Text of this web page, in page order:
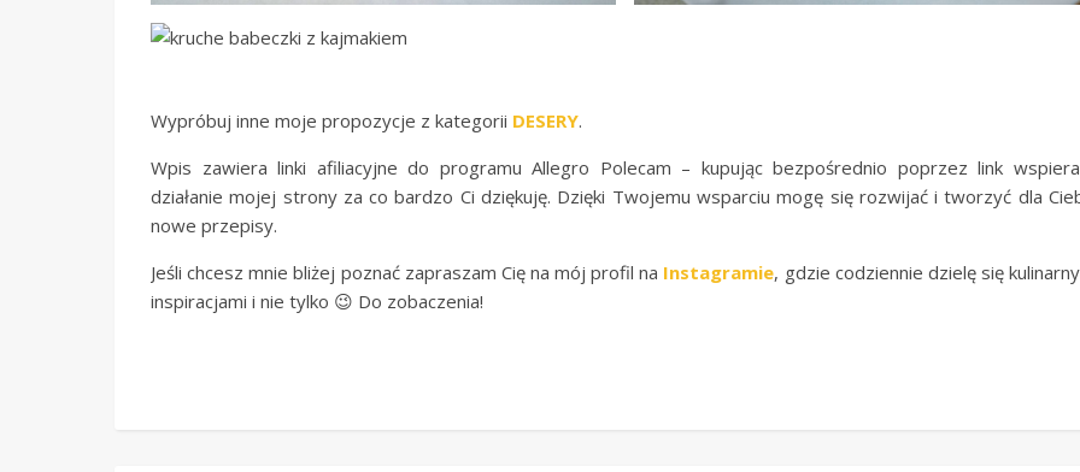
Wypróbuj inne moje propozycje z kategorii DESERY.
Wpis zawiera linki afiliacyjne do programu Allegro Polecam – kupując bezpośrednio poprzez link
działanie mojej strony za co bardzo Ci dziękuję. Dzięki Twojemu wsparciu mogę się rozwijać i tworzyć dla
nowe przepisy.
Jeśli chcesz mnie bliżej poznać zapraszam Cię na mój profil na Instagramie, gdzie codziennie dzielę się
inspiracjami i nie tylko 😉 Do zobaczenia!